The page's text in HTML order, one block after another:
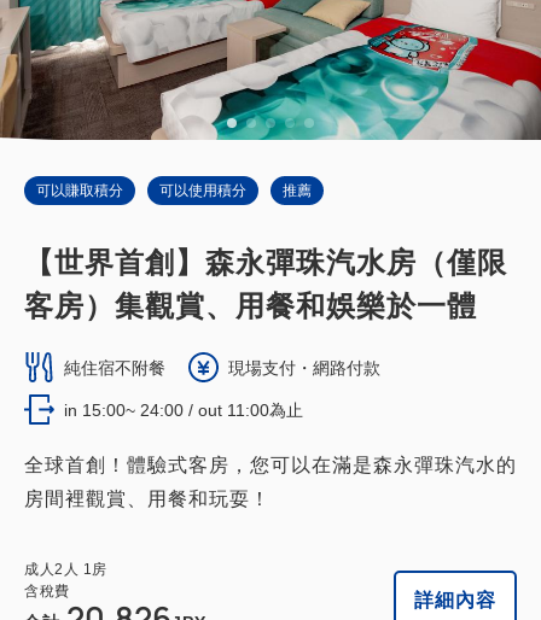
可以賺取積分 可以使用積分 推薦
【世界首創】森永彈珠汽水房（僅限
客房）集觀賞、用餐和娛樂於一體
純住宿不附餐 現場支付・網路付款
in 15:00~ 24:00 / out 11:00為止
全球首創！體驗式客房，您可以在滿是森永彈珠汽水的
房間裡觀賞、用餐和玩耍！
成人2 人 1房
含稅費
詳細內容